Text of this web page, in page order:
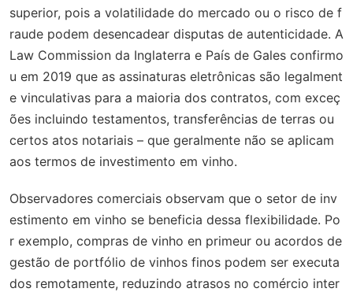
superior, pois a volatilidade do mercado ou o risco de f
raude podem desencadear disputas de autenticidade. A
Law Commission da Inglaterra e País de Gales confirmo
u em 2019 que as assinaturas eletrônicas são legalment
e vinculativas para a maioria dos contratos, com exceç
ões incluindo testamentos, transferências de terras ou
certos atos notariais – que geralmente não se aplicam
aos termos de investimento em vinho.
Observadores comerciais observam que o setor de inv
estimento em vinho se beneficia dessa flexibilidade. Po
r exemplo, compras de vinho en primeur ou acordos de
gestão de portfólio de vinhos finos podem ser executa
dos remotamente, reduzindo atrasos no comércio inter